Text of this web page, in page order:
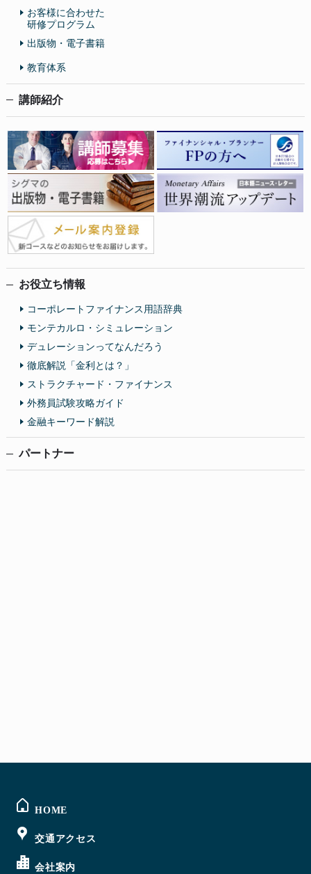
お客様に合わせた
研修プログラム
出版物・電子書籍
教育体系
講師紹介
お役立ち情報
コーポレートファイナンス用語辞典
モンテカルロ・シミュレーション
デュレーションってなんだろう
徹底解説「金利とは？」
ストラクチャード・ファイナンス
外務員試験攻略ガイド
金融キーワード解説
パートナー
HOME
交通アクセス
会社案内